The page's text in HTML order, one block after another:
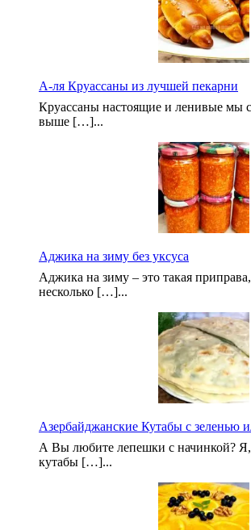
А-ля Круассаны из лучшей пекарни
Круассаны настоящие и ленивые мы
выше […]...
Аджика на зиму без уксуса
Аджика на зиму – это такая
несколько […]...
Азербайджанские Кутабы с зеленью
А Вы любите лепешки с начинкой?
кутабы […]...